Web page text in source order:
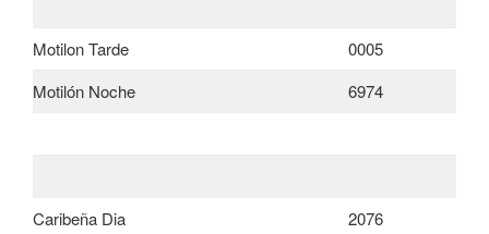
Motilon Tarde
0005
Motilón Noche
6974
Caribeña Dia
2076